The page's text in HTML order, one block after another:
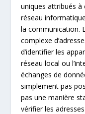
uniques attribués à
réseau
la communication.
complexe
d’identifier les
réseau local ou
échanges de
simplement pas
pas une manière
vérifier les